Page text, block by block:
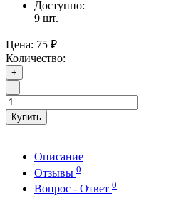
Доступно:
9 шт.
Цена: 75 ₽
Количество:
+
-
Купить
Описание
Отзывы 0
Вопрос - Ответ 0